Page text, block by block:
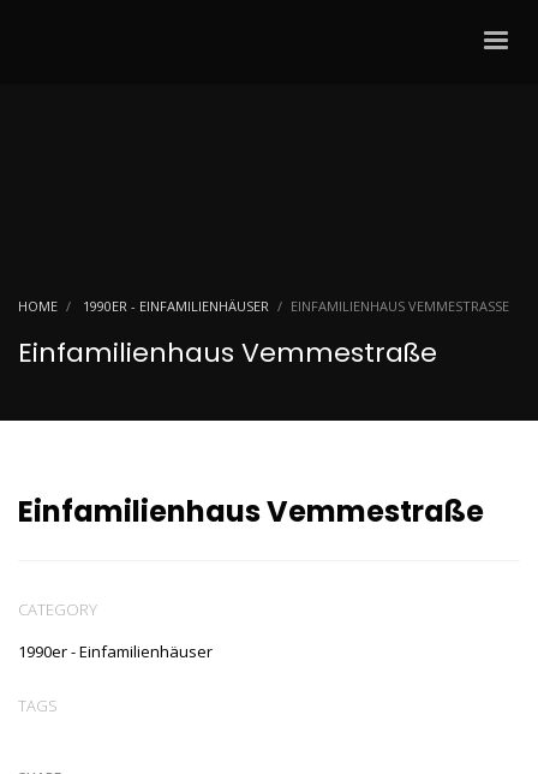
HOME 1990ER - EINFAMILIENHÄUSER EINFAMILIENHAUS VEMMESTRASSE
Einfamilienhaus Vemmestraße
Einfamilienhaus Vemmestraße
CATEGORY
1990er - Einfamilienhäuser
TAGS